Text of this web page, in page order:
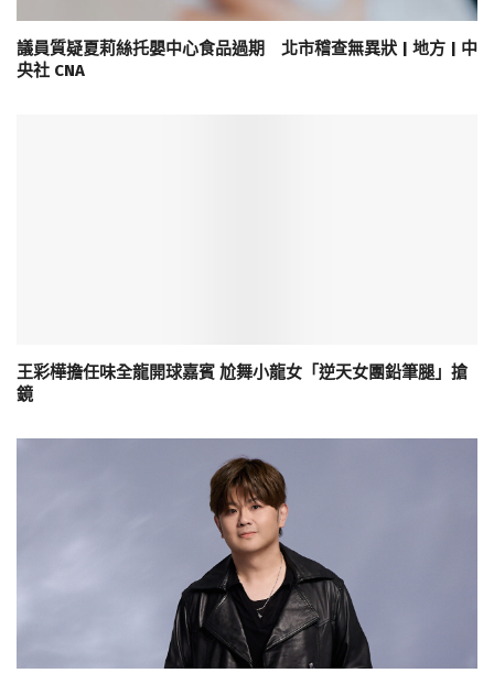
議員質疑夏莉絲托嬰中心食品過期 北市稽查無異狀 | 地方 | 中
央社 CNA
王彩樺擔任味全龍開球嘉賓 尬舞小龍女「逆天女團鉛筆腿」搶
鏡